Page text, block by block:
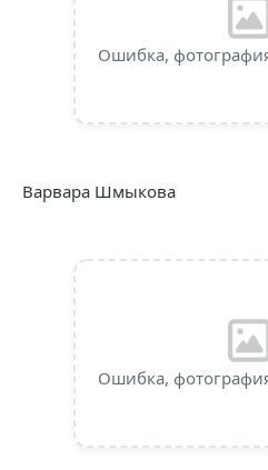
Ошибка,
Варвара Шмыкова
Ошибка,